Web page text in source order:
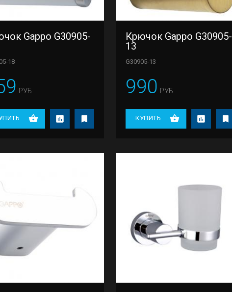
Gappo G30905-
18
РУБ.
Крючок Gappo G30905-
13
G30905-13
990 РУБ.
КУПИТЬ